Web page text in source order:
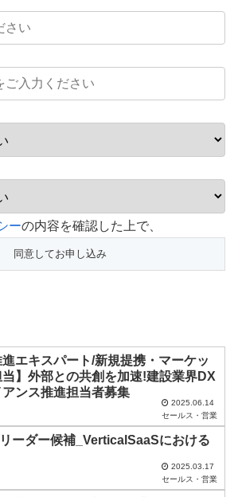
ーの内容を確認した上で、
進エキスパート/新規提携・マーケッ
当】外部との共創を加速!建設業界DX
ンス推進担当者募集
2025.06.14
セールス・営業
リーダー候補_VerticalSaaSにおける
2025.03.17
セールス・営業